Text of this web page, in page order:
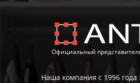
Официальный
Наша компания с 1996 года